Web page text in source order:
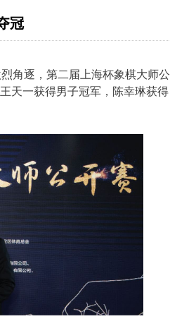
冠
角逐，第二届上海杯象棋大师公
天一获得男子冠军，陈幸琳获得